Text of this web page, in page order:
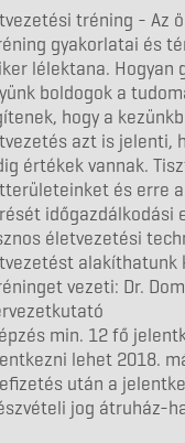
tréning - Az
gyakorlatai és
lélektana. Hogyan
boldogok a
hogy a
azt is jelenti,
értékek vannak.
és erre
időgazdálkodási
életvezetési
alakíthatunk
vezeti: Dr.
min. 12 fő
lehet 2018.
után a
jog átruház-